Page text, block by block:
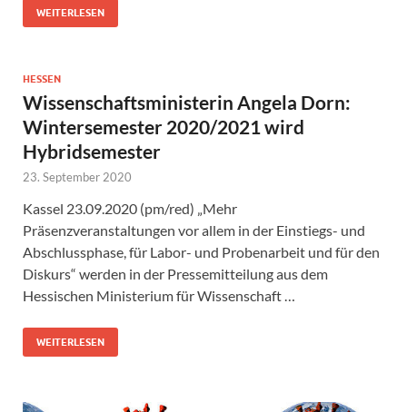
WEITERLESEN
HESSEN
Wissenschaftsministerin Angela Dorn:
Wintersemester 2020/2021 wird
Hybridsemester
23. September 2020
Kassel 23.09.2020 (pm/red) „Mehr
Präsenzveranstaltungen vor allem in der Einstiegs- und
Abschlussphase, für Labor- und Probenarbeit und für den
Diskurs“ werden in der Pressemitteilung aus dem
Hessischen Ministerium für Wissenschaft …
WEITERLESEN